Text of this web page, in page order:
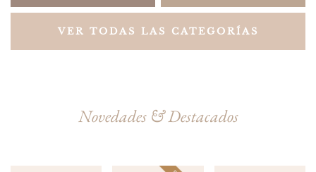
VER TODAS LAS CATEGORÍAS
Novedades & Destacados